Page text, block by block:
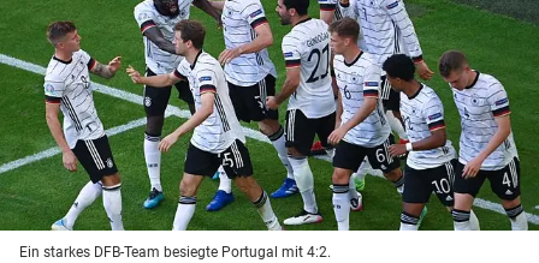
Ein starkes DFB-Team besiegte Portugal mit 4:2.